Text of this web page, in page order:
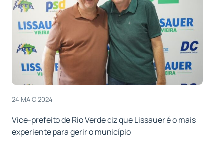
24 MAIO 2024
Vice-prefeito de Rio Verde diz que Lissauer é o mais
experiente para gerir o município